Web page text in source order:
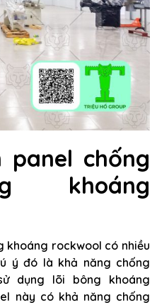
panel chống
khoáng
khoáng rockwool có nhiều
ý đó là khả năng chống
dụng lõi bông khoáng
này có khả năng chống